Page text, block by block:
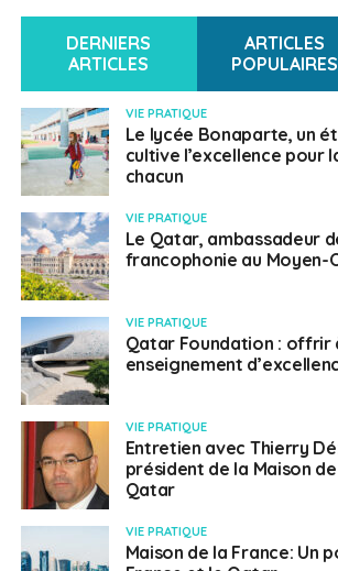
DERNIERS
ARTICLES
ARTICLES
POPULAIRES
VIE PRATIQUE
Le lycée Bonaparte, un
cultive l’excellence pour
chacun
VIE PRATIQUE
Le Qatar, ambassadeur
francophonie au Moyen-
VIE PRATIQUE
Qatar Foundation : offrir
enseignement
VIE PRATIQUE
Entretien avec Thierry
président de la Maison
Qatar
VIE PRATIQUE
Maison de la France: Un